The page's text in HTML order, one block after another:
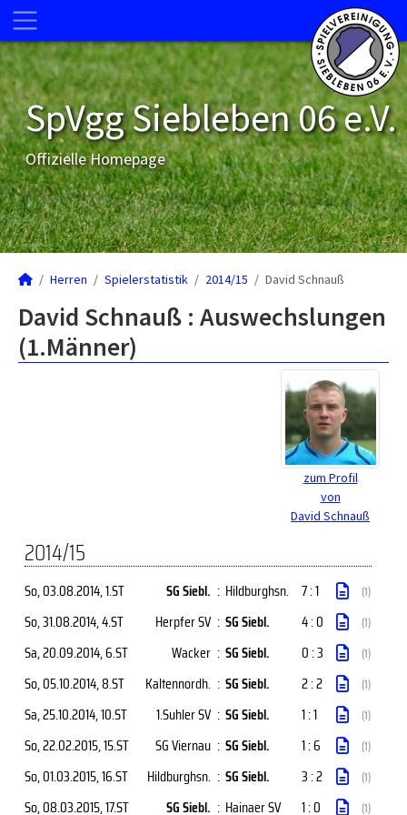
SpVgg Siebleben 06 e.V.
Offizielle Homepage
Herren Spielerstatistik 2014/15 David Schnauß
David Schnauß : Auswechslungen
(1.Männer)
zum Profil
von
David Schnauß
2014/15
So, 03.08.2014, 1.ST SG Siebl. : Hildburghsn. 7 : 1 (1)
So, 31.08.2014, 4.ST Herpfer SV : SG Siebl. 4 : 0 (1)
Sa, 20.09.2014, 6.ST Wacker : SG Siebl. 0 : 3 (1)
So, 05.10.2014, 8.ST Kaltennordh. : SG Siebl. 2 : 2 (1)
Sa, 25.10.2014, 10.ST 1.Suhler SV : SG Siebl. 1 : 1 (1)
So, 22.02.2015, 15.ST SG Viernau : SG Siebl. 1 : 6 (1)
So, 01.03.2015, 16.ST Hildburghsn. : SG Siebl. 3 : 2 (1)
So, 08.03.2015, 17.ST SG Siebl. : Hainaer SV 1 : 0 (1)